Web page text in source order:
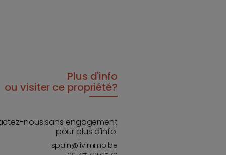
Plus d'info
ou visiter ce propriété?
nous sans engagement
pour plus d'info.
spain@livimmo.be